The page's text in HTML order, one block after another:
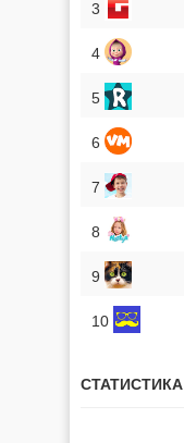
3
4
5
6
7
8
9
10
СТАТИСТИКА